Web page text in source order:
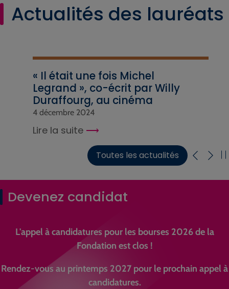
Actualités des lauréats
« Il était une fois Michel
Legrand », co-écrit par Willy
Duraffourg, au cinéma
4 décembre 2024
Lire la suite
Toutes les actualités
Devenez candidat
L'appel à candidatures pour les bourses 2026 de la
Fondation est clos !
Rendez-vous au printemps 2027 pour le prochain appel à
candidatures.